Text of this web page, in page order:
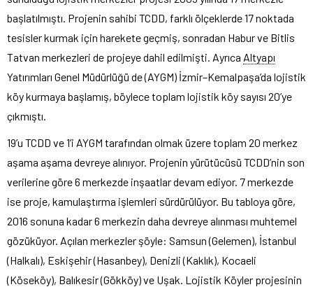
başlatılmıştı. Projenin sahibi TCDD, farklı ölçeklerde 17 noktada
tesisler kurmak için harekete geçmiş, sonradan Habur ve Bitlis
Tatvan merkezleri de projeye dahil edilmişti. Ayrıca Altyapı
Yatırımları Genel Müdürlüğü de (AYGM) İzmir–Kemalpaşa’da lojistik
köy kurmaya başlamış, böylece toplam lojistik köy sayısı 20’ye
çıkmıştı.
19’u TCDD ve 1’i AYGM tarafından olmak üzere toplam 20 merkez
aşama aşama devreye alınıyor. Projenin yürütücüsü TCDD’nin son
verilerine göre 6 merkezde inşaatlar devam ediyor. 7 merkezde
ise proje, kamulaştırma işlemleri sürdürülüyor. Bu tabloya göre,
2016 sonuna kadar 6 merkezin daha devreye alınması muhtemel
gözüküyor. Açılan merkezler şöyle: Samsun (Gelemen), İstanbul
(Halkalı), Eskişehir (Hasanbey), Denizli (Kaklık), Kocaeli
(Köseköy), Balıkesir (Gökköy) ve Uşak. Lojistik Köyler projesinin